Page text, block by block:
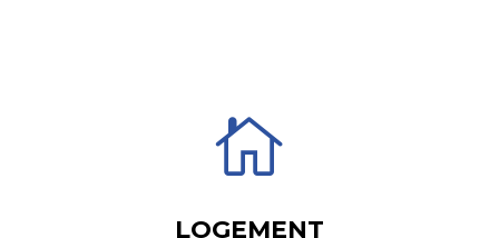

LOGEMENT